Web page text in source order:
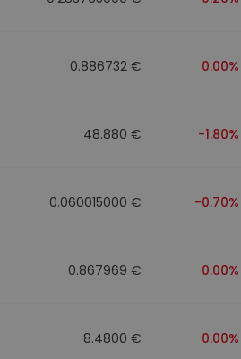
0.886732 € 0.00%
48.880 € -1.80%
0.060015000 € -0.70%
0.867969 € 0.00%
8.4800 € 0.00%